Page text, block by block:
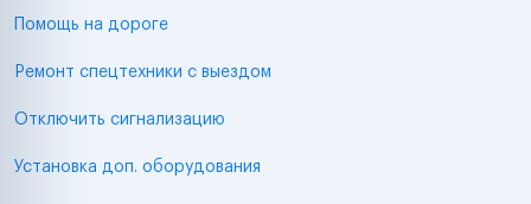
Помощь на дороге
Ремонт спецтехники с выездом
Отключить сигнализацию
Установка доп. оборудования